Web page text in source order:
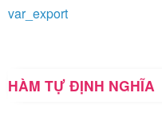
var_export
HÀM TỰ ĐỊNH NGHĨA